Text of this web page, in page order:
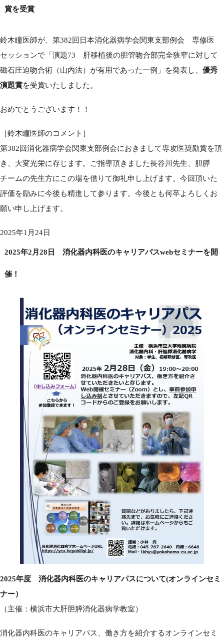
賞を受賞
鈴木瞳医師が、第382回日本消化器病学会関東支部例会 専修医
セッションで「演題73 肝移植後の胆管吻合部完全狭窄に対して
磁石圧迫吻合術（山内法）が有用であった一例」を発表し、 優秀
演題賞を受賞いたしました。
おめでとうございます！！
［鈴木瞳医師のコメント］
第382回消化器病学会関東支部例会におきまして専攻医奨励賞を頂
き、大変光栄に存じます。ご指導頂きました長谷川先生、胆膵
チームの先生方にこの場を借りて御礼申し上げます。今回頂いた
評価を励みに今後も精進して参ります。今後とも何卒よろしくお
願い申し上げます。
2025年1月24日
2025年2月28日 消化器内科医のキャリアパスwebセミナーを開
催！
2025年度 消化器内科医のキャリアパスについて(オンラインセミ
ナー）
（主催：横浜市大肝胆膵消化器病学教室）
消化器内科医のキャリアパス、働き方を紹介するオンラインセミ